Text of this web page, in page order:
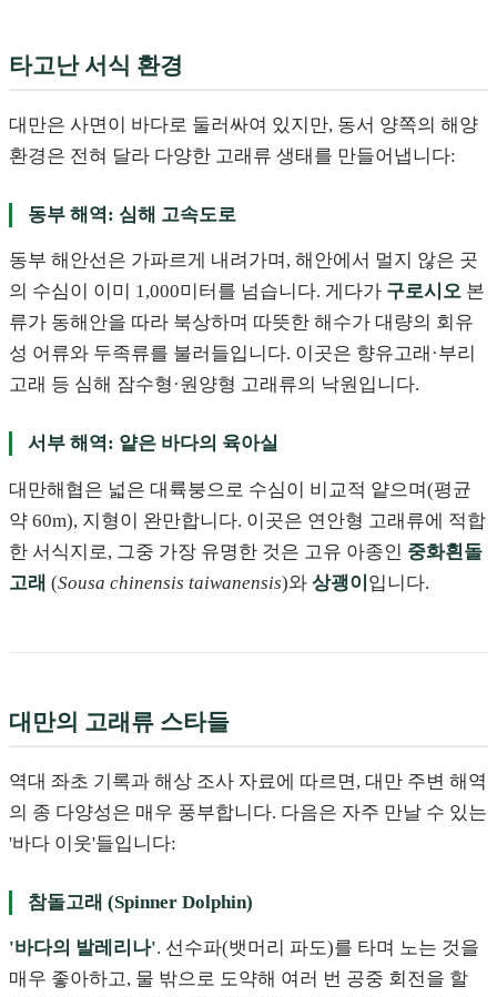
타고난 서식 환경
대만은 사면이 바다로 둘러싸여 있지만, 동서 양쪽의 해양
환경은 전혀 달라 다양한 고래류 생태를 만들어냅니다:
동부 해역: 심해 고속도로
동부 해안선은 가파르게 내려가며, 해안에서 멀지 않은 곳
의 수심이 이미 1,000미터를 넘습니다. 게다가 구로시오 본
류가 동해안을 따라 북상하며 따뜻한 해수가 대량의 회유
성 어류와 두족류를 불러들입니다. 이곳은 향유고래·부리
고래 등 심해 잠수형·원양형 고래류의 낙원입니다.
서부 해역: 얕은 바다의 육아실
대만해협은 넓은 대륙붕으로 수심이 비교적 얕으며(평균
약 60m), 지형이 완만합니다. 이곳은 연안형 고래류에 적합
한 서식지로, 그중 가장 유명한 것은 고유 아종인 중화흰돌
고래 (Sousa chinensis taiwanensis)와 상괭이 입니다.
대만의 고래류 스타들
역대 좌초 기록과 해상 조사 자료에 따르면, 대만 주변 해역
의 종 다양성은 매우 풍부합니다. 다음은 자주 만날 수 있는
'바다 이웃'들입니다:
참돌고래 (Spinner Dolphin)
'바다의 발레리나'. 선수파(뱃머리 파도)를 타며 노는 것을
매우 좋아하고, 물 밖으로 도약해 여러 번 공중 회전을 할